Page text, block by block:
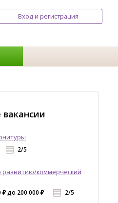
Вход и регистрация
2/5
развитию/коммерческий
₽ до 200 000 ₽ 2/5